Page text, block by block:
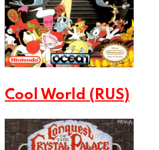
Cool World (RUS)